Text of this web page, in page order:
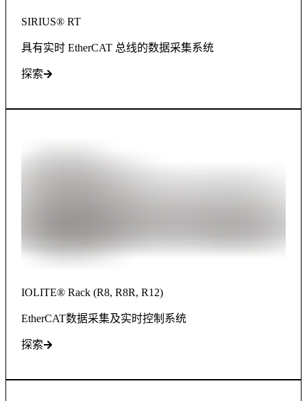
SIRIUS® RT
具有实时 EtherCAT 总线的数据采集系统
探索
IOLITE® Rack (R8, R8R, R12)
EtherCAT数据采集及实时控制系统
探索